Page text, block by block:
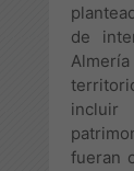
de
incluir
fueran